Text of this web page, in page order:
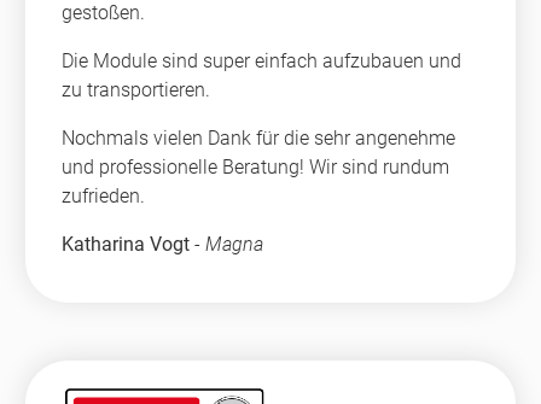
gestoßen.
Die Module sind super einfach aufzubauen und
zu transportieren.
Nochmals vielen Dank für die sehr angenehme
und professionelle Beratung! Wir sind rundum
zufrieden.
Katharina Vogt - Magna